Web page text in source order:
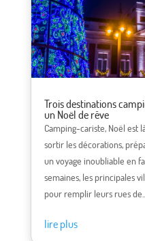
Trois destinations
un Noël de rêve
Camping-cariste, Noël est
sortir les décorations,
un voyage inoubliable en
semaines, les principales
pour remplir leurs rues de...
lire plus